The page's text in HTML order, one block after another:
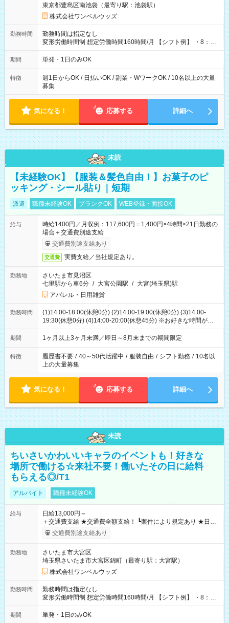
東京都豊島区南池袋（最寄り駅：池袋駅）
株式会社ワンベルウッズ
勤務時間
勤務時間は指定なし
変形労働時間制 想定労働時間160時間/月 【シフト例】 ・8：00
～21：00
期間 単発・1日のみOK
特徴
週1日からOK / 日払いOK / 副業・WワークOK / 10名以上の大量
募集
気になる！ 応募する 詳細へ
未読
【未経験OK】【服装＆髪色自由！】お菓子のピ
ッキング・シール貼り｜短期
派遣 職種未経験OK ブランクOK WEB登録・面接OK
給与
時給1400円／月収例：117,600円＝1,400円×4時間×21日勤務の
場合＋交通費別途支給
交通費別途支給あり
交通費 実費支給／当社規定あり。
勤務地
さいたま市見沼区
七里駅から車6分 / 大宮公園駅 / 大宮(埼玉県)駅
アパレル・日用雑貨
勤務時間
(1)14:00-18:00(休憩0分) (2)14:00-19:00(休憩0分) (3)14:00-
19:30(休憩0分) (4)14:00-20:00(休憩45分) ※お好きな時間が選べ
ます
期間 1ヶ月以上3ヶ月未満／即日～8月末までの期間限定
特徴 履歴書不要 / 40～50代活躍中 / 服装自由 / シフト勤務 / 10名以
上の大量募集
気になる！ 応募する 詳細へ
未読
ちいさいかわいいキャラのイベントも！好きな
場所で働ける☆来社不要！働いたその日に給料
もらえる◎/T1
アルバイト 職種未経験OK
給与
日給13,000円～
＋交通費支給 ★交通費全額支給！ ┗案件により規定あり ★日払
いOK！（規定あり） ┗働いたその日に現金GET♪ お仕事後はコ
ンビニATMから 日払い分を引き落とせます！ 【試用期間】試
交通費別途支給あり
勤務地
さいたま市大宮区
埼玉県さいたま市大宮区錦町（最寄り駅：大宮駅）
株式会社ワンベルウッズ
勤務時間
勤務時間は指定なし
変形労働時間制 想定労働時間160時間/月 【シフト例】 ・8：00
～21：00
期間 単発・1日のみOK